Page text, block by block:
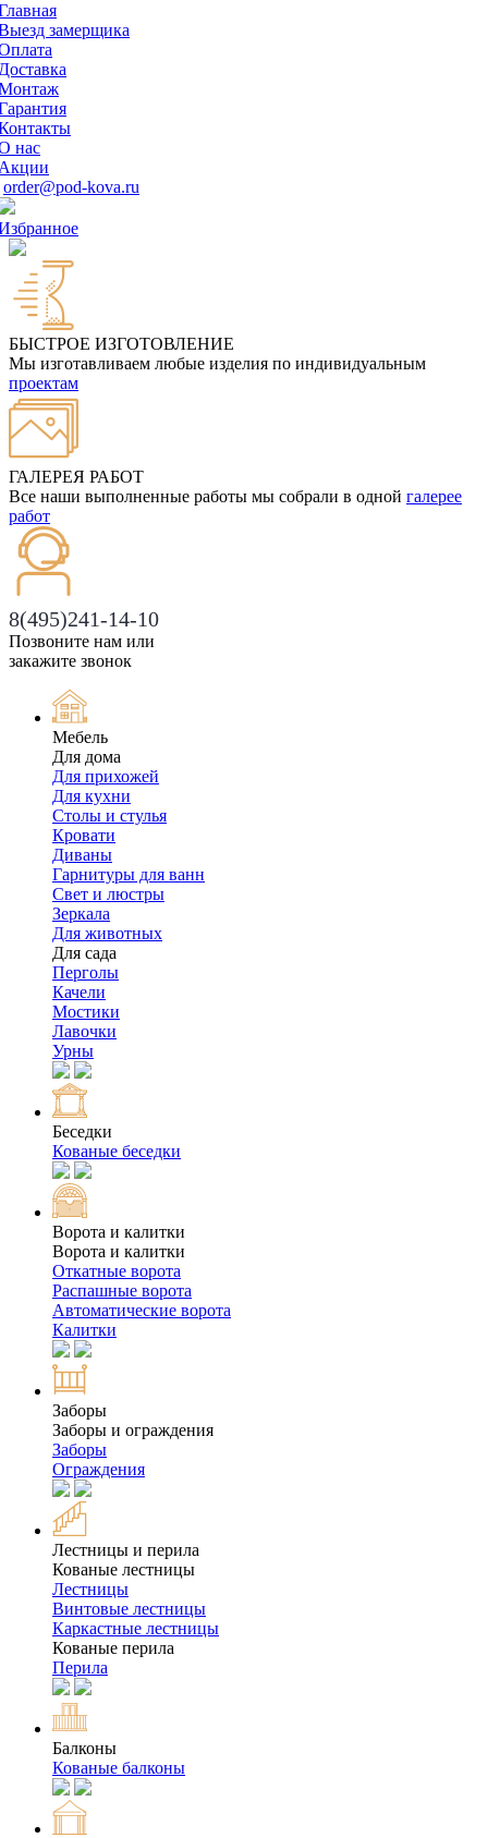
замерщика
нас
order@pod-kova.ru
БЫСТРОЕ ИЗГОТОВЛЕНИЕ
Мы изготавливаем любые изделия по индивидуальным
проектам
ГАЛЕРЕЯ РАБОТ
Все наши выполненные работы мы собрали в одной галерее
работ
8(495)241-14-10
Позвоните нам или
закажите звонок
Мебель
Для дома
Для прихожей
Для кухни
Столы и стулья
Кровати
Диваны
Гарнитуры для ванн
Свет и люстры
Зеркала
Для животных
Для сада
Перголы
Качели
Мостики
Лавочки
Урны
Беседки
Кованые беседки
Ворота и калитки
Ворота и калитки
Откатные ворота
Распашные ворота
Автоматические ворота
Калитки
Заборы
Заборы и ограждения
Заборы
Ограждения
Лестницы и перила
Кованые лестницы
Лестницы
Винтовые лестницы
Каркастные лестницы
Кованые перила
Перила
Балконы
Кованые балконы